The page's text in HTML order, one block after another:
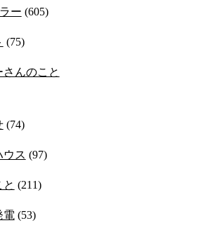
ー (605)
(75)
んのこと
(74)
ウス (97)
(211)
電 (53)